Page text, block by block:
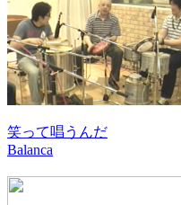
笑って唱うんだ
Balanca